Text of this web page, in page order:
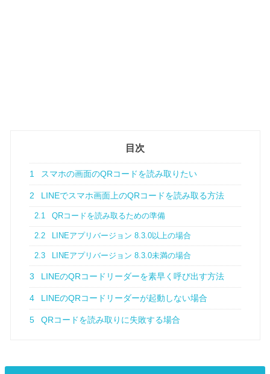
目次
1 スマホの画面のQRコードを読み取りたい
2 LINEでスマホ画面上のQRコードを読み取る方法
2.1 QRコードを読み取るための準備
2.2 LINEアプリバージョン 8.3.0以上の場合
2.3 LINEアプリバージョン 8.3.0未満の場合
3 LINEのQRコードリーダーを素早く呼び出す方法
4 LINEのQRコードリーダーが起動しない場合
5 QRコードを読み取りに失敗する場合